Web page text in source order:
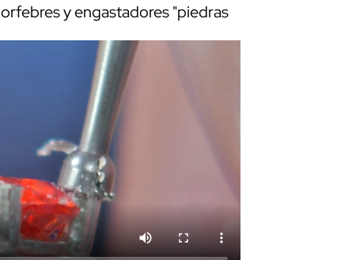
y engastadores "piedras